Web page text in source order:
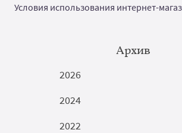
Условия использования интернет-
Архив
2026
2024
2022